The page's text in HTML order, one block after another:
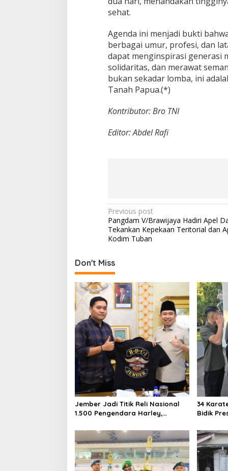
sehat.
Agenda ini menjadi bukti
berbagai umur, profesi, dan
dapat menginspirasi generasi
solidaritas, dan merawat
bukan sekadar lomba, ini
Tanah Papua.(*)
Kontributor: Bro TNI
Editor: Abdel Rafi
P
o
s
n
a
v
g
a
t
i
o
n
Previous post
Pangdam V/Brawijaya Hadiri Apel
Tekankan Kepekaan Teritorial dan
Kodim Tuban
Don't Miss
Jember Jadi Titik Reli Nasional
1.500 Pengendara Harley,
Dipromosikan
34
Bidik